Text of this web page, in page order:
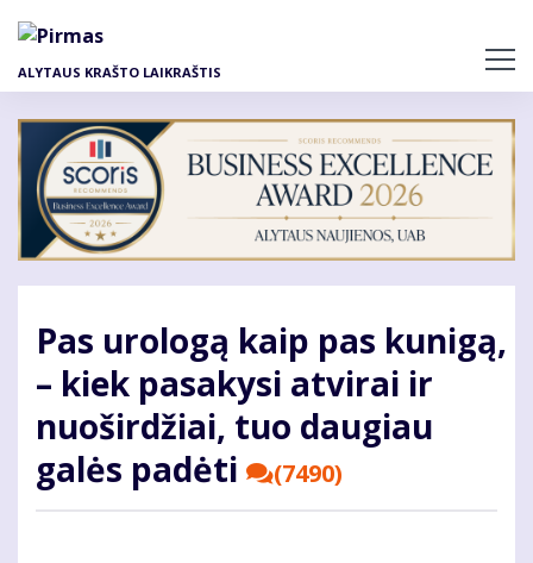
pagrindinį
ALYTAUS KRAŠTO LAIKRAŠTIS
Pas urologą kaip pas kunigą,
– kiek pasakysi atvirai ir
nuoširdžiai, tuo daugiau
galės padėti
(7490)